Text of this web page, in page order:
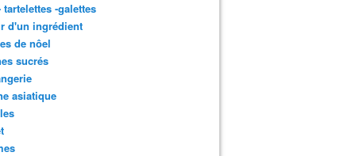
tartelettes -galettes
d'un ingrédient
de nôel
sucrés
asiatique